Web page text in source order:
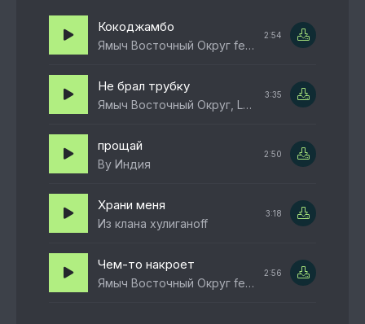
Кокоджамбо
Ямыч Восточный Округ feat. roosmalah, dablsan
2:54
Не брал трубку
Ямыч Восточный Округ, Lady Bro
3:35
прощай
By Индия
2:50
Храни меня
Из клана хулиганоff
3:18
Чем-то накроет
Ямыч Восточный Округ feat. Макси АК
2:56